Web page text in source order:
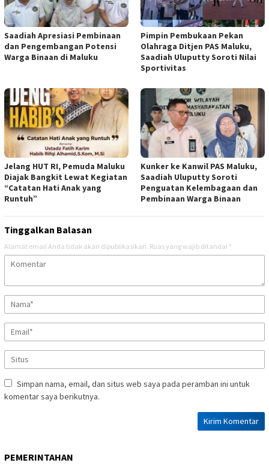
Saadiah Apresiasi Pembinaan
dan Pengembangan Potensi
Warga Binaan di Maluku
Pimpin Pembukaan Pekan
Olahraga Ditjen PAS Maluku,
Saadiah Uluputty Soroti Nilai
Sportivitas
Jelang HUT RI, Pemuda Maluku
Diajak Bangkit Lewat Kegiatan
“Catatan Hati Anak yang
Runtuh”
Kunker ke Kanwil PAS Maluku,
Saadiah Uluputty Soroti
Penguatan Kelembagaan dan
Pembinaan Warga Binaan
Tinggalkan Balasan
Alamat email Anda tidak akan dipublikasikan. Ruas yang wajib ditandai *
Simpan nama, email, dan situs web saya pada peramban ini untuk
komentar saya berikutnya.
PEMERINTAHAN